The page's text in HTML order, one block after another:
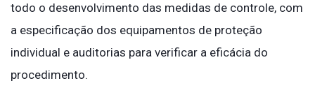
todo o desenvolvimento das medidas de controle, com
a especificação dos equipamentos de proteção
individual e auditorias para verificar a eficácia do
procedimento.